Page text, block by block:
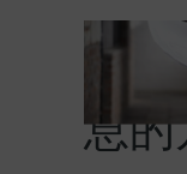
HIT
息